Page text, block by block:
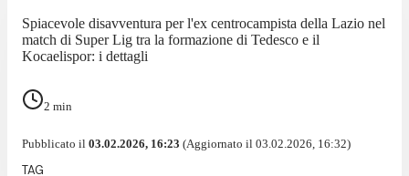
Spiacevole disavventura per l'ex centrocampista della Lazio nel
match di Super Lig tra la formazione di Tedesco e il
Kocaelispor: i dettagli
2 min
Pubblicato il 03.02.2026, 16:23 (Aggiornato il 03.02.2026, 16:32)